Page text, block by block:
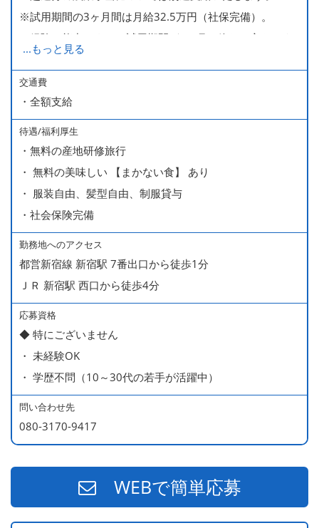
※試用期間の3ヶ月間は月給32.5万円（社保完備）。
経験・能力により、試用期間が1ヶ月で終わる方もいま
す。
※上記月給には、一律支給のみなし残業手当（月65時間
分・10万円）を含んでいます。
■ 昇給（随時）
■ 賞与 年２回（夏・秋）約１ヶ月分
■ インセンティブ制度（月額約4万円～20万円）
＊店長・料理長候補・統括店長・統括料理長候補の場合
＜給与モデル＞
450万円／社員（20代・入社1年目・入籍予定のパートナ
ー持ち）
490万円／店長代理（20代・入社2年目・入社後に結婚。
ラブラブな新婚さん）
540万円／店長（20代・入社3年目・ 育休取得して、更に
やる気MAXの2児のお父さん）
670万円／統括店長（30代・入社7年目・中学生の長男筆
頭に3人の子供を持つ一家の大黒柱）
...もっと見る
交通費
・全額支給
待遇/福利厚生
・無料の産地研修旅行
・ 無料の美味しい 【まかない食】 あり
・ 服装自由、髪型自由、制服貸与
・社会保険完備
勤務地へのアクセス
都営新宿線 新宿駅 7番出口から徒歩1分
ＪＲ 新宿駅 西口から徒歩4分
応募資格
◆ 特にございません
・ 未経験OK
・ 学歴不問（10～30代の若手が活躍中）
問い合わせ先
080-3170-9417
WEBで簡単応募